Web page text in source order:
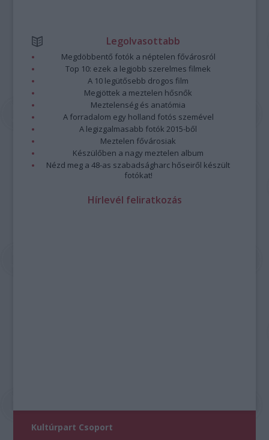
Legolvasottabb
Megdöbbentő fotók a néptelen fővárosról
Top 10: ezek a legjobb szerelmes filmek
A 10 legütősebb drogos film
Megjöttek a meztelen hősnők
Meztelenség és anatómia
A forradalom egy holland fotós szemével
A legizgalmasabb fotók 2015-ből
Meztelen fővárosiak
Készülőben a nagy meztelen album
Nézd meg a 48-as szabadságharc hőseiről készült
fotókat!
Hírlevél feliratkozás
Kultúrpart Csoport